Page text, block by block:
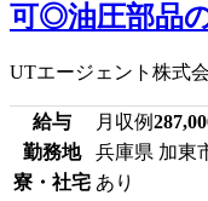
可◎油圧部品
UTエージェント株式
給与 月収例
勤務地
兵庫県 加東
寮・社宅 あり